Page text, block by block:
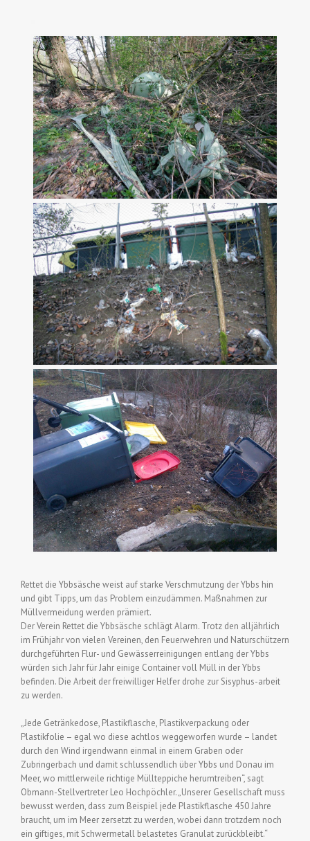
Rettet die Ybbsäsche weist auf starke Verschmutzung der Ybbs hin
und gibt Tipps, um das Problem einzudämmen. Maßnahmen zur
Müllvermeidung werden prämiert.
Der Verein Rettet die Ybbsäsche schlägt Alarm. Trotz den alljährlich
im Frühjahr von vielen Vereinen, den Feuerwehren und Naturschützern
durchgeführten Flur- und Gewässerreinigungen entlang der Ybbs
würden sich Jahr für Jahr einige Container voll Müll in der Ybbs
befinden. Die Arbeit der freiwilliger Helfer drohe zur Sisyphus-arbeit
zu werden.
„Jede Getränkedose, Plastikflasche, Plastikverpackung oder
Plastikfolie – egal wo diese achtlos weggeworfen wurde – landet
durch den Wind irgendwann einmal in einem Graben oder
Zubringerbach und damit schlussendlich über Ybbs und Donau im
Meer, wo mittlerweile richtige Müllteppiche herumtreiben“, sagt
Obmann-Stellvertreter Leo Hochpöchler. „Unserer Gesellschaft muss
bewusst werden, dass zum Beispiel jede Plastikflasche 450 Jahre
braucht, um im Meer zersetzt zu werden, wobei dann trotzdem noch
ein giftiges, mit Schwermetall belastetes Granulat zurückbleibt.“